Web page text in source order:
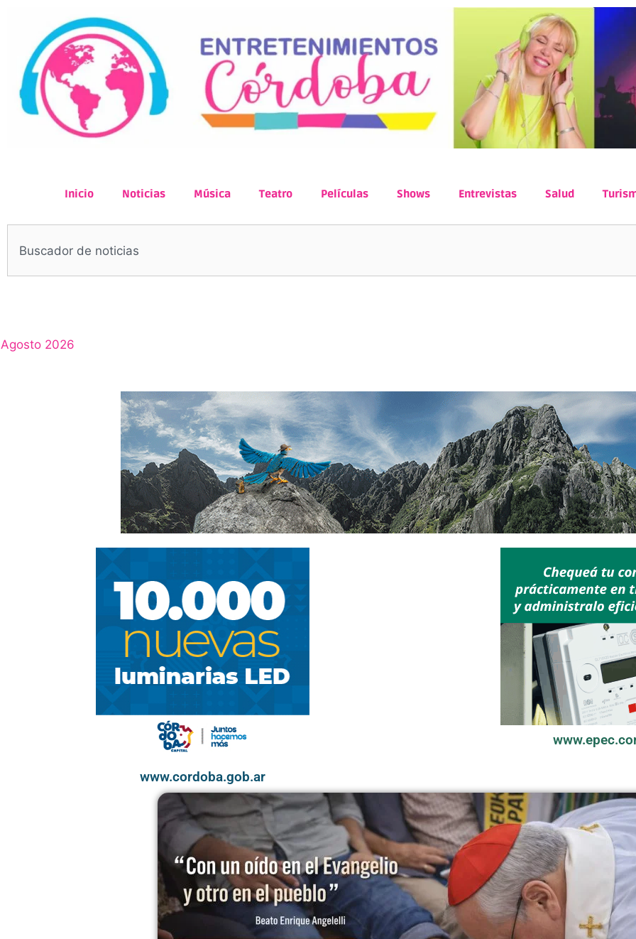
Inicio Noticias Música Teatro Películas Shows Entrevistas Salud
Agosto 2026
www.cordoba.gob.ar